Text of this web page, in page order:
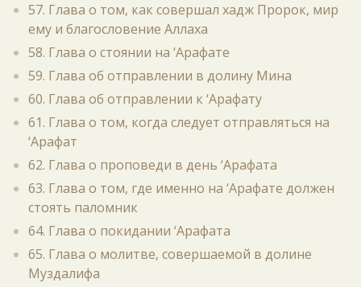
57. Глава о том, как совершал хадж Пророк, мир
ему и благословение Аллаха
58. Глава о стоянии на ‘Арафате
59. Глава об отправлении в долину Мина
60. Глава об отправлении к ‘Арафату
61. Глава о том, когда следует отправляться на
‘Арафат
62. Глава о проповеди в день ‘Арафата
63. Глава о том, где именно на ‘Арафате должен
стоять паломник
64. Глава о покидании ‘Арафата
65. Глава о молитве, совершаемой в долине
Муздалифа